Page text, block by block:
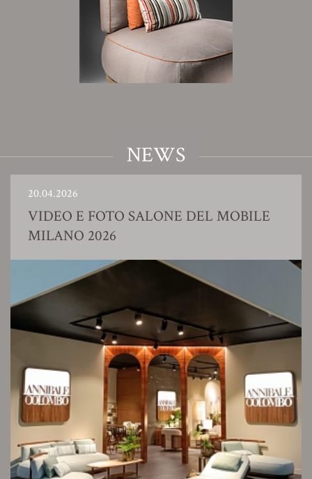
NEWS
20.04.2026
VIDEO E FOTO SALONE DEL MOBILE
MILANO 2026